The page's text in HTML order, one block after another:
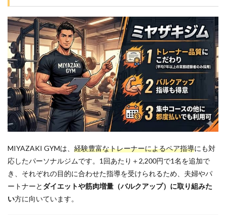
MIYAZAKI GYMは、 経験豊富なトレーナーによるペア指導にも対
応したパーソナルジムです。1回あたり＋2,200円で1名を追加で
き、それぞれの目的に合わせた指導を受けられるため、夫婦やパ
ートナーと ダイエットや筋肉増量（バルクアップ）に取り組みた
い方に向いています。